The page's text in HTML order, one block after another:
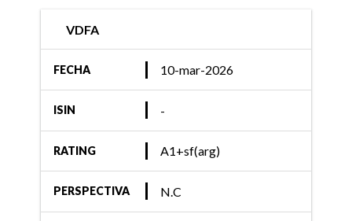
VDFA
FECHA 10-mar-2026
ISIN -
RATING A1+sf(arg)
PERSPECTIVA N.C